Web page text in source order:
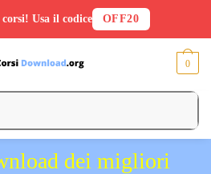
0
dei migliori
Usa il codice OFF20